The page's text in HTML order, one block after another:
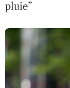
pluie”